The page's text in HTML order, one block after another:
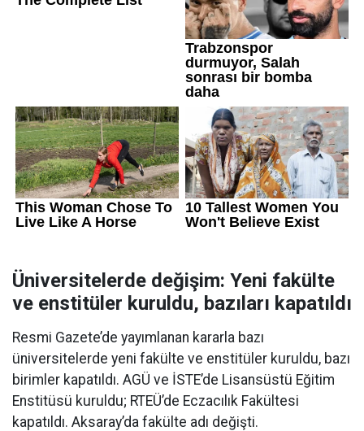
Üniversitelerde değişim: Yeni fakülte
ve enstitüler kuruldu, bazıları kapatıldı
Resmi Gazete’de yayımlanan kararla bazı
üniversitelerde yeni fakülte ve enstitüler kuruldu, bazı
birimler kapatıldı. AGÜ ve İSTE’de Lisansüstü Eğitim
Enstitüsü kuruldu; RTEÜ’de Eczacılık Fakültesi
kapatıldı. Aksaray’da fakülte adı değişti.